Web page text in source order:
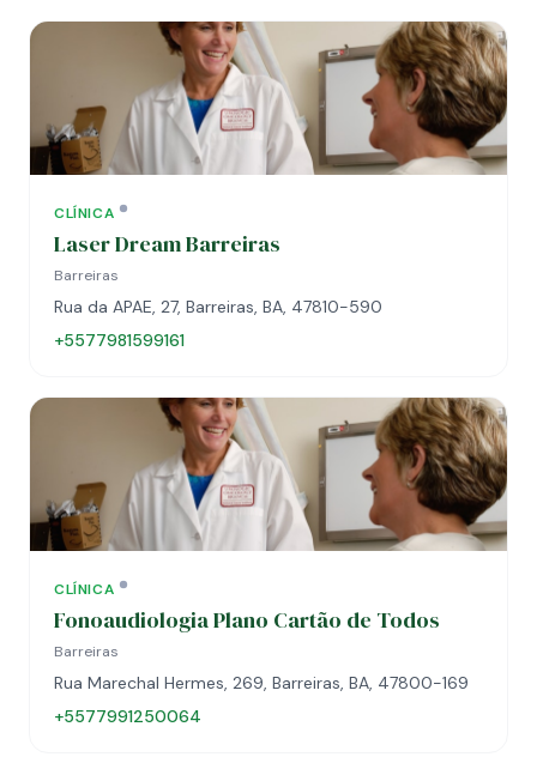
CLÍNICA
Laser Dream Barreiras
Barreiras
Rua da APAE, 27, Barreiras, BA, 47810-590
+5577981599161
CLÍNICA
Fonoaudiologia Plano Cartão de Todos
Barreiras
Rua Marechal Hermes, 269, Barreiras, BA, 47800-169
+5577991250064